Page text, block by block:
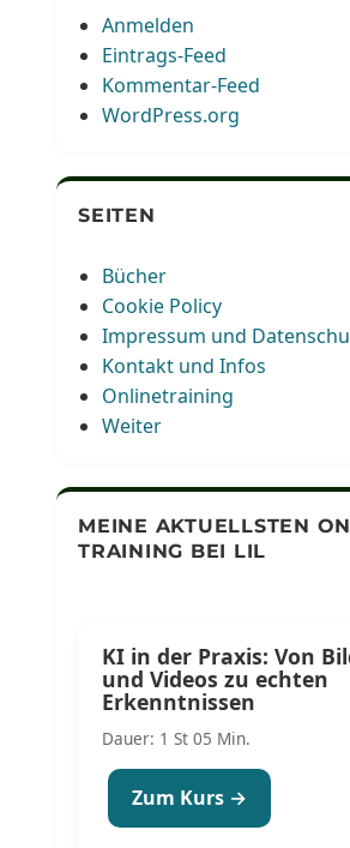
Anmelden
Eintrags-Feed
Kommentar-Feed
WordPress.org
SEITEN
Bücher
Cookie Policy
Impressum und
Kontakt und Infos
Onlinetraining
Weiter
MEINE AKTUELLSTEN
TRAINING BEI LIL
KI in der Praxis: Von
und Videos zu echten
Erkenntnissen
Dauer: 1 St 05 Min.
Zum Kurs →